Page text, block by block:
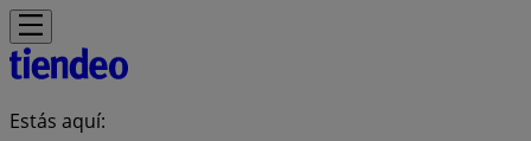
Estás aquí: